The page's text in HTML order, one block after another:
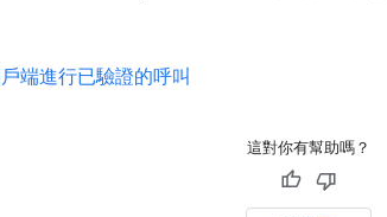
端進行已驗證的呼叫
這對你有幫助嗎？